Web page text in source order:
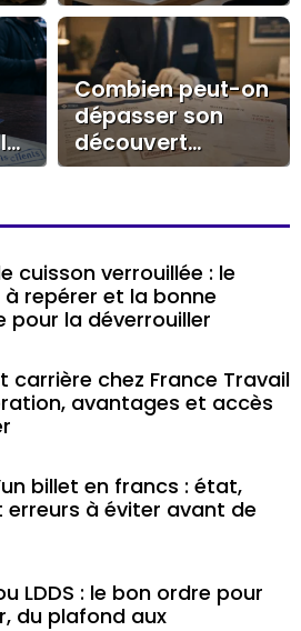
réaliser des
économies
durables ?
Combien peut-on
dépasser son
découvert
autorisé au Crédit
coût et pendant
temps ?
cuisson verrouillée : le
repérer et la bonne
pour la déverrouiller
carrière chez France Travail
avantages et accès
billet en francs : état,
erreurs à éviter avant de
LDDS : le bon ordre pour
du plafond aux